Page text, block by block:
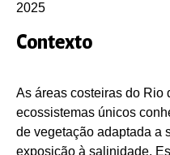
2025
Contexto
As áreas costeiras do Rio
ecossistemas únicos
de vegetação adaptada a
exposição à salinidade.